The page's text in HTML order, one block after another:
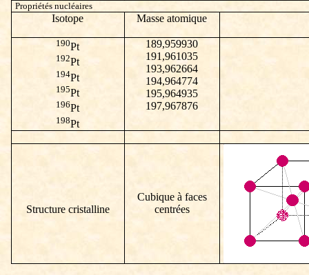
Propriétés nucléaires
Isotope Masse atomique
190Pt
192Pt
194Pt
195Pt
196Pt
198Pt
189,959930
191,961035
193,962664
194,964774
195,964935
197,967876
Structure cristalline
Cubique à faces
centrées